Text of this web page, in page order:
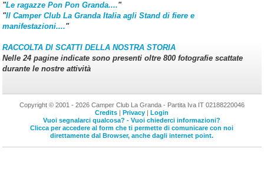
"Le ragazze Pon Pon Granda...."
"Il Camper Club La Granda Italia agli Stand di fiere e
manifestazioni...."
RACCOLTA DI SCATTI DELLA NOSTRA STORIA
Nelle 24 pagine indicate sono presenti oltre 800 fotografie scattate
durante le nostre attività
Copyright © 2001 - 2026 Camper Club La Granda - Partita Iva IT 02188220046
Credits |Privacy |Login
Vuoi segnalarci qualcosa? - Vuoi chiederci informazioni?
Clicca per accedere al form che ti permette di comunicare con noi
direttamente dal Browser, anche dagli internet point.